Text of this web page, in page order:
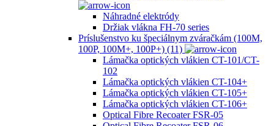
Náhradné elektródy
Držiak vlákna FH-70 series
Príslušenstvo ku špeciálnym zváračkám (100M,
100P, 100M+, 100P+) (11)
Lámačka optických vlákien CT-101/CT-
102
Lámačka optických vlákien CT-104+
Lámačka optických vlákien CT-105+
Lámačka optických vlákien CT-106+
Optical Fibre Recoater FSR-05